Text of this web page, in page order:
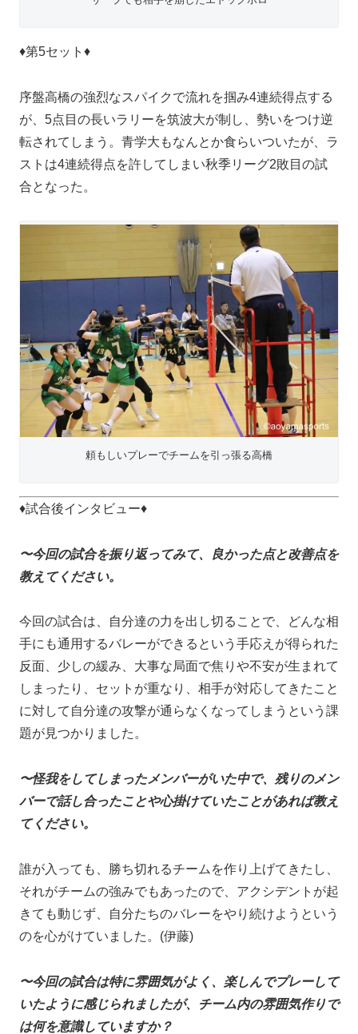
♦第5セット♦
序盤高橋の強烈なスパイクで流れを掴み4連続得点する
が、5点目の長いラリーを筑波大が制し、勢いをつけ逆
転されてしまう。青学大もなんとか食らいついたが、ラ
ストは4連続得点を許してしまい秋季リーグ2敗目の試
合となった。
頼もしいプレーでチームを引っ張る高橋
♦試合後インタビュー♦
〜今回の試合を振り返ってみて、良かった点と改善点を
教えてください。
今回の試合は、自分達の力を出し切ることで、どんな相
手にも通用するバレーができるという手応えが得られた
反面、少しの緩み、大事な局面で焦りや不安が生まれて
しまったり、セットが重なり、相手が対応してきたこと
に対して自分達の攻撃が通らなくなってしまうという課
題が見つかりました。
〜怪我をしてしまったメンバーがいた中で、残りのメン
バーで話し合ったことや心掛けていたことがあれば教え
てください。
誰が入っても、勝ち切れるチームを作り上げてきたし、
それがチームの強みでもあったので、アクシデントが起
きても動じず、自分たちのバレーをやり続けようという
のを心がけていました。(伊藤)
〜今回の試合は特に雰囲気がよく、楽しんでプレーして
いたように感じられましたが、チーム内の雰囲気作りで
は何を意識していますか？